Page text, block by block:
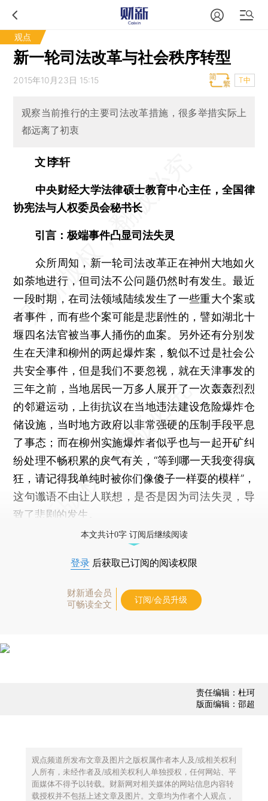
观点
新一轮司法改革与社会秩序转型
2015年10月23日 15:15 T中
观察当前推行的主要司法改革措施，很多举措实际上
都远离了初衷
文∣李轩
中央财经大学法律硕士教育中心主任，全国律
协宪法与人权委员会秘书长
引言：极端事件凸显司法失灵
众所周知，新一轮司法改革正在神州大地如火
如荼地进行，但司法不公问题仍然时有发生。最近
一段时期，在司法领域陆续发生了一些重大个案或
者事件，而有些个案可能是悲剧性的，譬如湖北十
堰四名法官被当事人捅伤的血案。另外还有分别发
生在天津和柳州的两起爆炸案，貌似不过是社会公
共安全事件，但是我们不要忽视，就在天津事发的
三年之前，当地居民一万多人展开了一次轰轰烈烈
的邻避运动，上街抗议在当地违法建设危险爆炸仓
储设施，当时地方政府以非常强硬的压制手段平息
了事态；而在柳州实施爆炸者似乎也与一起开矿纠
纷处理不畅积累的戾气有关，“等到哪一天我变得疯
狂，请记得我单纯时被你们像傻子一样耍的模样”，
这句谶语不由让人联想，是否是因为司法失灵，导
致了悲剧的发生。
本文共计0字 订阅后继续阅读
登录 后获取已订阅的阅读权限
财新通会员
可畅读全文
订阅/会员升级
责任编辑：杜珂
版面编辑：邵超
观点频道所发布文章及图片之版权属作者本人及/或相关权利
人所有，未经作者及/或相关权利人单独授权，任何网站、平
面媒体不得予以转载。财新网对相关媒体的网站信息内容转
载授权并不包括上述文章及图片。文章均为作者个人观点，